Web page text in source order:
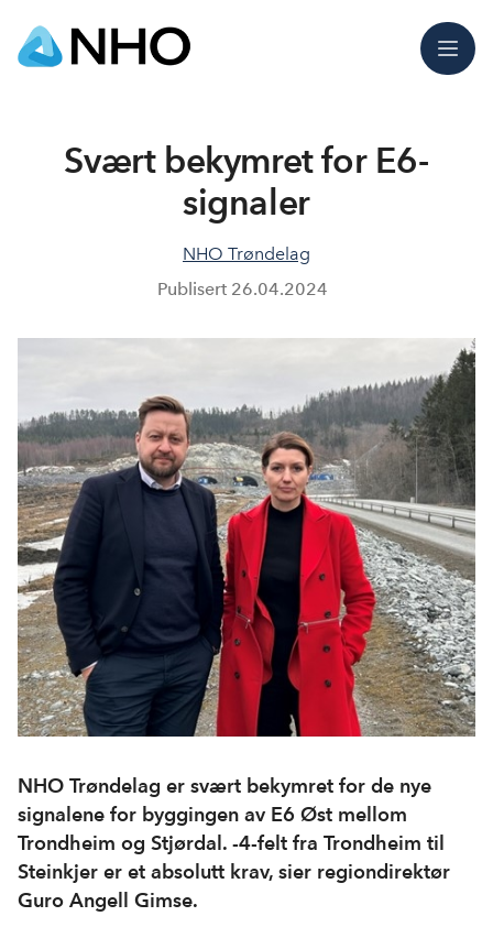
Meny
Svært bekymret for E6-
signaler
NHO Trøndelag
Publisert 26.04.2024
NHO Trøndelag er svært bekymret for de nye
signalene for byggingen av E6 Øst mellom
Trondheim og Stjørdal. -4-felt fra Trondheim til
Steinkjer er et absolutt krav, sier regiondirektør
Guro Angell Gimse.